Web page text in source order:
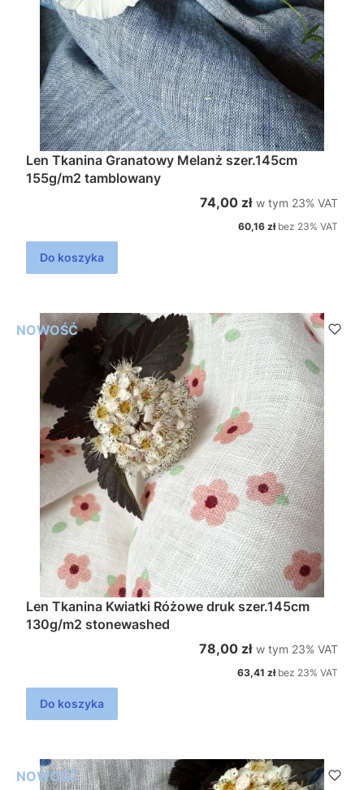
Len Tkanina Granatowy Melanż szer.145cm
155g/m2 tamblowany
Cena brutto
74,00 zł w tym %s VAT
w tym 23% VAT
Cena netto
60,16 zł bez 23% VAT
Do koszyka
NOWOŚĆ
Len Tkanina Kwiatki Różowe druk szer.145cm
130g/m2 stonewashed
Cena brutto
78,00 zł w tym %s VAT
w tym 23% VAT
Cena netto
63,41 zł bez 23% VAT
Do koszyka
NOWOŚĆ